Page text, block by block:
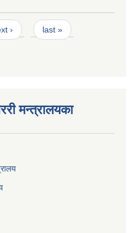
› last »
मन्त्रालयका